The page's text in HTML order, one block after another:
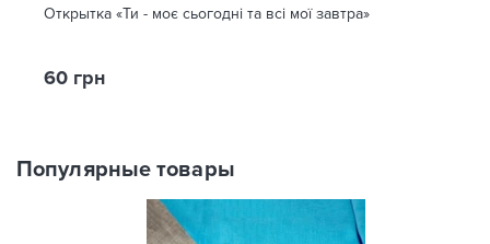
Открытка «Ти - моє сьогодні та всі мої завтра»
60 грн
Популярные товары